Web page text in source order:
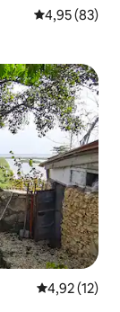
Note
4,95 (83)
Note
4,92 (12)